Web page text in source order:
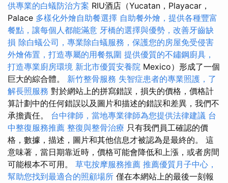
供專業的白蟻防治方案 RIU酒店（Yucatan，Playacar，
Palace 多樣化外燴自助餐選擇 自助餐外燴，提供各種豐富
餐點，讓每個人都能滿意 牙橋的選擇與優勢，改善牙齒缺
損 除白蟻公司，專業除白蟻服務，保護您的房屋免受侵害
外燴佈置，打造專屬的用餐氛圍 提供優質的不鏽鋼廚具，
打造專業廚房環境 新北市優質安養院 Mexico）形成了一個
巨大的綜合體。 新竹整骨服務 失智症患者的專業照護，了
解長照服務 對於網站上的拼寫錯誤，損失的價格，價格計
算計劃中的任何錯誤以及圖片和描述的錯誤和差異，我們不
承擔責任。 台中律師，當地專業律師為您提供法律建議 台
中整復服務推薦 整復與整骨治療 只有我們員工確認的價
格，數據，描述，圖片和其他信息才被認為是最終的。 這
意味著，當日期靠近時，價格可能會降低和上漲，或者房間
可能根本不可用。 草屯按摩服務推薦 推薦優質月子中心，
幫助您找到最適合的照顧場所 僅在本網站上的最後一刻報